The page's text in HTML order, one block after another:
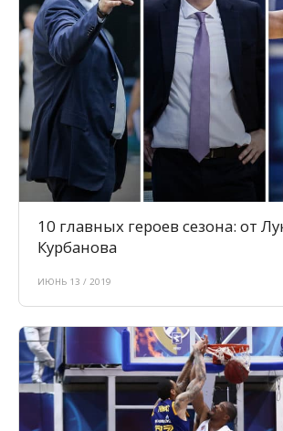
10 главных героев сезона: от
Курбанова
ИЮНЬ 13 / 2019